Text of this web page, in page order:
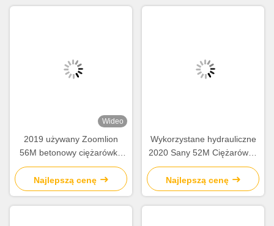
Wideo
2019 używany Zoomlion
56M betonowy ciężarówka
Mercedes Benz podwozie z
inteligentną i wydajną
obsługą
Najlepszą cenę
Wykorzystane hydrauliczne
2020 Sany 52M Ciężarówka
pompa betonowa
SY5418THB Sprzęt
budowlany
Najlepszą cenę